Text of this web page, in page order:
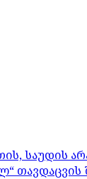
საუდის
თავდაცვის